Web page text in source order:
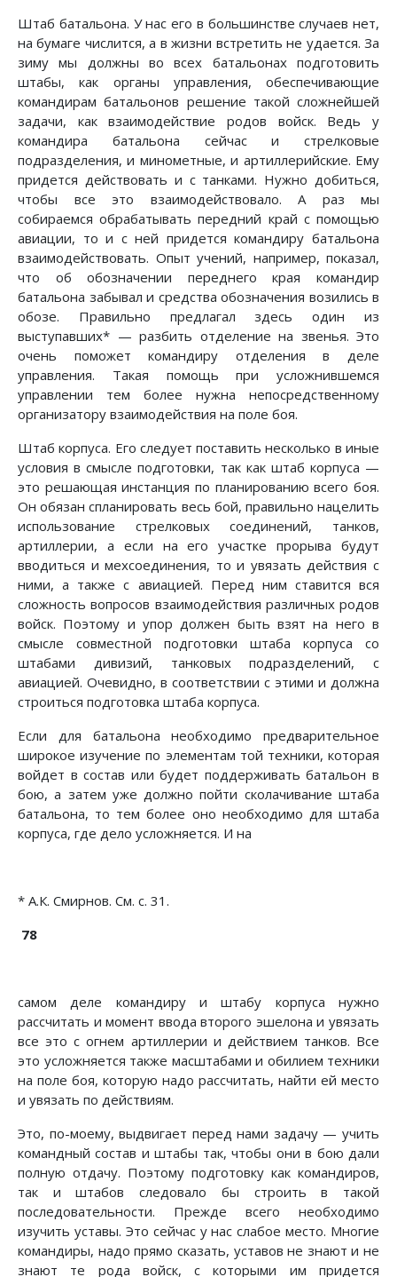
Штаб батальона. У нас его в большинстве случаев нет,
на бумаге числится, а в жизни встретить не удается. За
зиму мы должны во всех батальонах подготовить
штабы, как органы управления, обеспечивающие
командирам ба­тальонов решение такой сложнейшей
задачи, как взаимодействие родов войск. Ведь у
командира батальона сейчас и стрелковые
подразделения, и минометные, и артиллерийские. Ему
придется действовать и с танками. Нужно добиться,
чтобы все это взаимодействовало. А раз мы
собираемся обрабатывать передний край с помощью
авиации, то и с ней придется командиру батальона
взаимо­действовать. Опыт учений, например, показал,
что об обозначении переднего края командир
батальона забывал и средства обозначения возились в
обозе. Правильно предлагал здесь один из
выступавших* — разбить отделение на звенья. Это
очень поможет командиру отделения в деле
управления. Такая помощь при усложнившемся
управлении тем более нужна непосредственному
организатору взаимодействия на поле боя.
Штаб корпуса. Его следует поставить несколько в иные
условия в смысле подготовки, так как штаб корпуса —
это решающая инстанция по планированию всего боя.
Он обязан спланировать весь бой, правильно нацелить
использование стрелковых соединений, танков,
артиллерии, а если на его участке прорыва будут
вводиться и мехсоединения, то и увязать действия с
ними, а также с авиацией. Перед ним ставится вся
сложность вопросов взаимодействия раз­личных родов
войск. Поэтому и упор должен быть взят на него в
смысле совместной подготовки штаба корпуса со
штабами дивизий, танковых подраз­делений, с
авиацией. Очевидно, в соответствии с этими и должна
строиться подготовка штаба корпуса.
Если для батальона необходимо предварительное
широкое изучение по элементам той техники, которая
войдет в состав или будет поддерживать батальон в
бою, а затем уже должно пойти сколачивание штаба
батальона, то тем более оно необходимо для штаба
корпуса, где дело усложняется. И на
* А.К. Смирнов. См. с. 31.
78
самом деле командиру и штабу корпуса нужно
рассчитать и момент ввода второго эшелона и увязать
все это с огнем артиллерии и действием танков. Все
это усложняется также масштабами и обилием техники
на поле боя, которую надо рассчитать, найти ей место
и увязать по действиям.
Это, по-моему, выдвигает перед нами задачу — учить
командный состав и штабы так, чтобы они в бою дали
полную отдачу. Поэтому подготовку как командиров,
так и штабов следовало бы строить в такой
последовательности. Прежде всего необходимо
изучить уставы. Это сейчас у нас слабое место. Многие
командиры, надо прямо сказать, уставов не знают и не
знают те рода войск, с которыми им придется